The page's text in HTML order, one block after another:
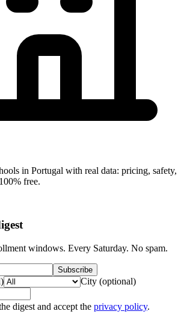
in Portugal with real data: pricing, safety,
free.
windows. Every Saturday. No spam.
Subscribe
City (optional)
digest and accept the privacy policy.